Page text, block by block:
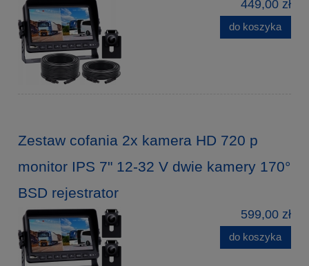
449,00 zł
do koszyka
Zestaw cofania 2x kamera HD 720 p
monitor IPS 7" 12-32 V dwie kamery 170°
BSD rejestrator
599,00 zł
do koszyka